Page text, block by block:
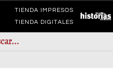
TIENDA IMPRESOS
TIENDA DIGITALES